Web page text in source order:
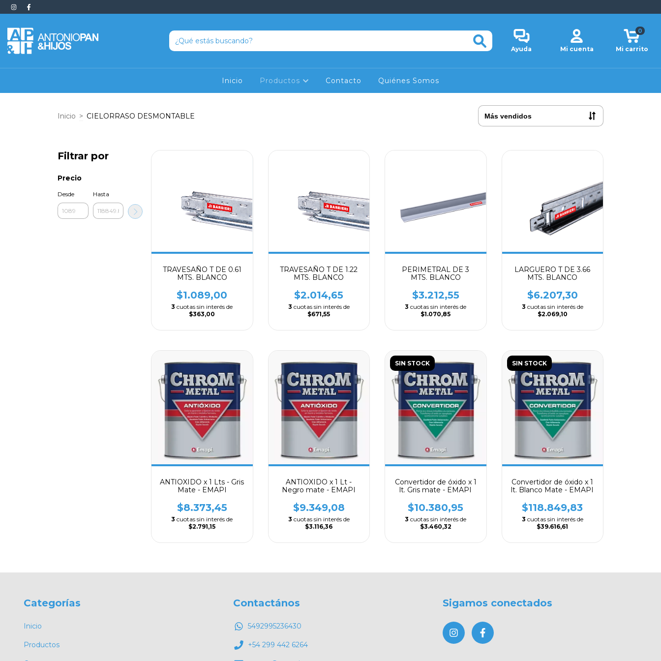
Ayuda Mi cuenta Mi carrito
0
Inicio Productos Contacto Quiénes Somos
Inicio > CIELORRASO DESMONTABLE
Filtrar por
Precio
Desde Hasta
TRAVESAÑO T DE 0.61
MTS. BLANCO
$1.089,00
3 cuotas sin interés de
$363,00
TRAVESAÑO T DE 1.22
MTS. BLANCO
$2.014,65
3 cuotas sin interés de
$671,55
PERIMETRAL DE 3
MTS. BLANCO
$3.212,55
3 cuotas sin interés de
$1.070,85
LARGUERO T DE 3.66
MTS. BLANCO
$6.207,30
3 cuotas sin interés de
$2.069,10
ANTIOXIDO x 1 Lts - Gris
Mate - EMAPI
$8.373,45
3 cuotas sin interés de
$2.791,15
ANTIOXIDO x 1 Lt -
Negro mate - EMAPI
$9.349,08
3 cuotas sin interés de
$3.116,36
SIN STOCK
Convertidor de óxido x 1
lt. Gris mate - EMAPI
$10.380,95
3 cuotas sin interés de
$3.460,32
SIN STOCK
Convertidor de óxido x 1
lt. Blanco Mate - EMAPI
$118.849,83
3 cuotas sin interés de
$39.616,61
Categorías
Inicio
Productos
Contactános
5492995236430
+54 299 442 6264
Sigamos conectados